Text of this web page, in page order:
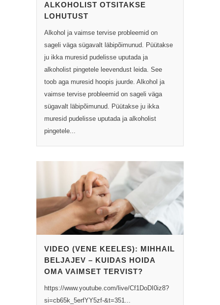
ALKOHOLIST OTSITAKSE
LOHUTUST
Alkohol ja vaimse tervise probleemid on
sageli väga sügavalt läbipõimunud. Püütakse
ju ikka muresid pudelisse uputada ja
alkoholist pingetele leevendust leida. See
toob aga muresid hoopis juurde. Alkohol ja
vaimse tervise probleemid on sageli väga
sügavalt läbipõimunud. Püütakse ju ikka
muresid pudelisse uputada ja alkoholist
pingetele...
VIDEO (VENE KEELES): MIHHAIL
BELJAJEV – KUIDAS HOIDA
OMA VAIMSET TERVIST?
https://www.youtube.com/live/Cf1DoDI0iz8?
si=cb65k_5erfYY5zf-&t=351...